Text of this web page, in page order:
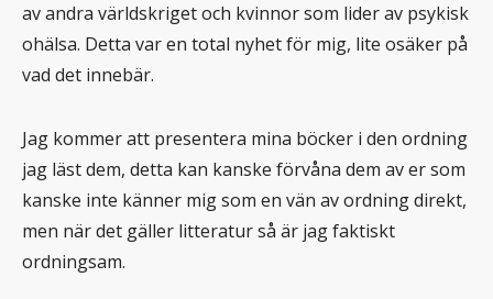
av andra världskriget och kvinnor som lider av psykisk
ohälsa. Detta var en total nyhet för mig, lite osäker på
vad det innebär.
Jag kommer att presentera mina böcker i den ordning
jag läst dem, detta kan kanske förvåna dem av er som
kanske inte känner mig som en vän av ordning direkt,
men när det gäller litteratur så är jag faktiskt
ordningsam.